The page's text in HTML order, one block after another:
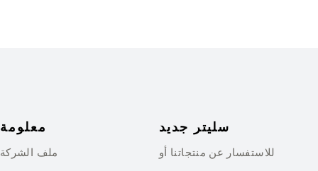
معلومة
ملف الشركة
سليتر جديد
للاستفسار عن منتجاتنا أو